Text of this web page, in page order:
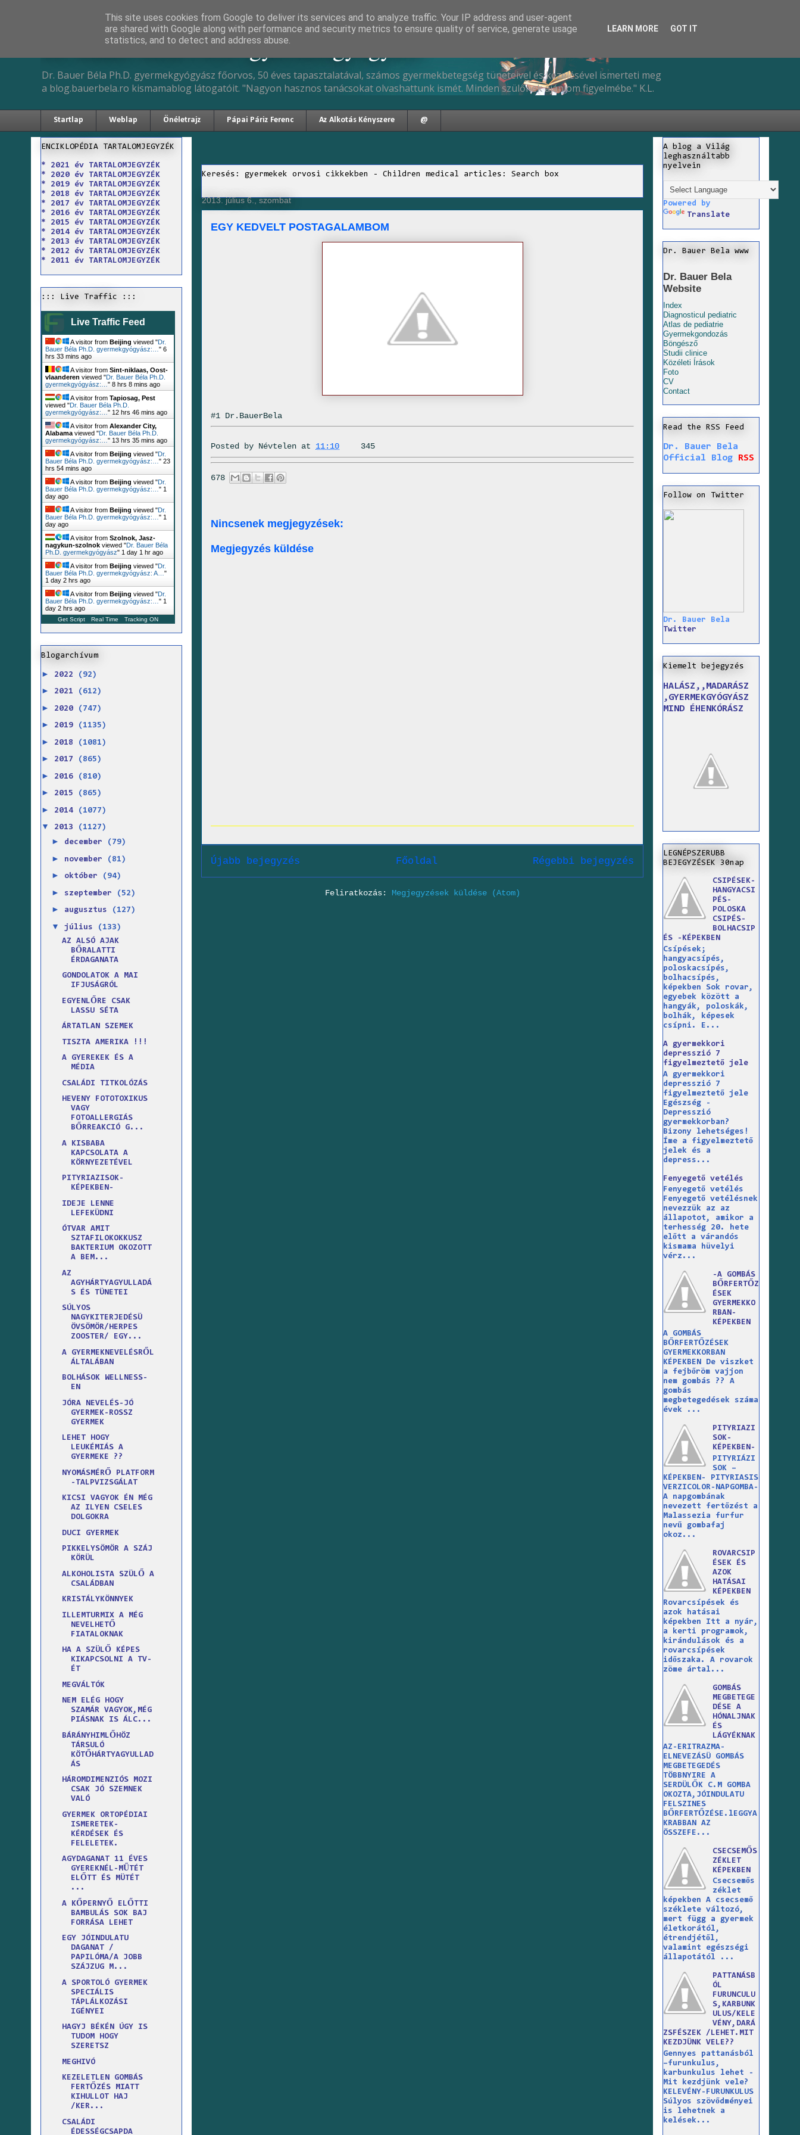
Dr. Bauer Béla Ph.D. gyermekgyógyász
Dr. Bauer Béla Ph.D. gyermekgyógyász főorvos, 50 éves tapasztalatával, számos gyermekbetegség tüneteivel és kezelésével ismerteti meg
a blog.bauerbela.ro kismamablog látogatóit. "Nagyon hasznos tanácsokat olvashattunk ismét. Minden szülőnek ajánlom figyelmébe." K.L.
Startlap Weblap Önéletrajz Pápai Páriz Ferenc Az Alkotás Kényszere @
Keresés: gyermekek orvosi cikkekben - Children medical articles: Search box
2013. július 6., szombat
EGY KEDVELT POSTAGALAMBOM
#1 Dr.BauerBela
Posted by Névtelen at 11:10 345
678
Nincsenek megjegyzések:
Megjegyzés küldése
Újabb bejegyzés Régebbi bejegyzés
Főoldal
Feliratkozás: Megjegyzések küldése (Atom)
ENCIKLOPÉDIA TARTALOMJEGYZÉK
* 2021 év TARTALOMJEGYZÉK
* 2020 év TARTALOMJEGYZÉK
* 2019 év TARTALOMJEGYZÉK
* 2018 év TARTALOMJEGYZÉK
* 2017 év TARTALOMJEGYZÉK
* 2016 év TARTALOMJEGYZÉK
* 2015 év TARTALOMJEGYZÉK
* 2014 év TARTALOMJEGYZÉK
* 2013 év TARTALOMJEGYZÉK
* 2012 év TARTALOMJEGYZÉK
* 2011 év TARTALOMJEGYZÉK
::: Live Traffic :::
Live Traffic Feed
A visitor from Beijing viewed "Dr.
Bauer Béla Ph.D. gyermekgyógyász:… " 6
hrs 33 mins ago
A visitor from Sint-niklaas, Oost-
vlaanderen viewed "Dr. Bauer Béla Ph.D.
gyermekgyógyász:… " 8 hrs 8 mins ago
A visitor from Tapiosag, Pest
viewed "Dr. Bauer Béla Ph.D.
gyermekgyógyász:… " 12 hrs 46 mins ago
A visitor from Alexander City,
Alabama viewed "Dr. Bauer Béla Ph.D.
gyermekgyógyász:… " 13 hrs 35 mins ago
A visitor from Beijing viewed "Dr.
Bauer Béla Ph.D. gyermekgyógyász:… " 23
hrs 54 mins ago
A visitor from Beijing viewed "Dr.
Bauer Béla Ph.D. gyermekgyógyász:… " 1
day ago
A visitor from Beijing viewed "Dr.
Bauer Béla Ph.D. gyermekgyógyász:… " 1
day ago
A visitor from Szolnok, Jasz-
nagykun-szolnok viewed "Dr. Bauer Béla
Ph.D. gyermekgyógyász" 1 day 1 hr ago
A visitor from Beijing viewed "Dr.
Bauer Béla Ph.D. gyermekgyógyász: A… "
1 day 2 hrs ago
A visitor from Beijing viewed "Dr.
Bauer Béla Ph.D. gyermekgyógyász:… " 1
day 2 hrs ago
Get Script Real Time Tracking ON
Blogarchívum
► 2022 (92)
► 2021 (612)
► 2020 (747)
► 2019 (1135)
► 2018 (1081)
► 2017 (865)
► 2016 (810)
► 2015 (865)
► 2014 (1077)
▼ 2013 (1127)
► december (79)
► november (81)
► október (94)
► szeptember (52)
► augusztus (127)
▼ július
(133)
AZ ALSÓ AJAK
BŐRALATTI
ÉRDAGANATA
GONDOLATOK A MAI
IFJUSÁGRÓL
EGYENLŐRE CSAK
LASSU SÉTA
ÁRTATLAN SZEMEK
TISZTA AMERIKA !!!
A GYEREKEK ÉS A
MÉDIA
CSALÁDI TITKOLÓZÁS
HEVENY FOTOTOXIKUS
VAGY
FOTOALLERGIÁS
BŐRREAKCIÓ G...
A KISBABA
KAPCSOLATA A
KÖRNYEZETÉVEL
PITYRIAZISOK-
KÉPEKBEN-
IDEJE LENNE
LEFEKÜDNI
ÓTVAR AMIT
SZTAFILOKOKKUSZ
BAKTERIUM OKOZOTT
A BEM...
AZ
AGYHÁRTYAGYULLADÁ
S ÉS TÜNETEI
SÚLYOS
NAGYKITERJEDÉSÜ
ÖVSÖMÖR/HERPES
ZOOSTER/ EGY...
A GYERMEKNEVELÉSRŐL
ÁLTALÁBAN
BOLHÁSOK WELLNESS-
EN
JÓRA NEVELÉS-JÓ
GYERMEK-ROSSZ
GYERMEK
LEHET HOGY
LEUKÉMIÁS A
GYERMEKE ??
NYOMÁSMÉRŐ PLATFORM
-TALPVIZSGÁLAT
KICSI VAGYOK ÉN MÉG
AZ ILYEN CSELES
DOLGOKRA
DUCI GYERMEK
PIKKELYSÖMÖR A SZÁJ
KÖRÜL
ALKOHOLISTA SZÜLŐ A
CSALÁDBAN
KRISTÁLYKÖNNYEK
ILLEMTURMIX A MÉG
NEVELHETŐ
FIATALOKNAK
HA A SZÜLŐ KÉPES
KIKAPCSOLNI A TV-
ÉT
MEGVÁLTÓK
NEM ELÉG HOGY
SZAMÁR VAGYOK,MÉG
PIÁSNAK IS ÁLC...
BÁRÁNYHIMLŐHÖZ
TÁRSULÓ
KÖTŐHÁRTYAGYULLAD
ÁS
HÁROMDIMENZIÓS MOZI
CSAK JÓ SZEMNEK
VALÓ
GYERMEK ORTOPÉDIAI
ISMERETEK-
KÉRDÉSEK ÉS
FELELETEK.
AGYDAGANAT 11 ÉVES
GYEREKNÉL-MŰTÉT
ELŐTT ÉS MÜTÉT
...
A KŐPERNYŐ ELŐTTI
BAMBULÁS SOK BAJ
FORRÁSA LEHET
EGY JÓINDULATU
DAGANAT /
PAPILÓMA/A JOBB
SZÁJZUG M...
A SPORTOLÓ GYERMEK
SPECIÁLIS
TÁPLÁLKOZÁSI
IGÉNYEI
HAGYJ BÉKÉN ÚGY IS
TUDOM HOGY
SZERETSZ
MEGHIVÓ
KEZELETLEN GOMBÁS
FERTŐZÉS MIATT
KIHULLOT HAJ
/KER...
CSALÁDI
ÉDESSÉGCSAPDA
A blog a Világ
leghasználtabb
nyelvein
Powered by
Translate
Dr. Bauer Bela www
Dr. Bauer Bela
Website
Index
Diagnosticul pediatric
Atlas de pediatrie
Gyermekgondozás
Böngésző
Studii clinice
Közéleti Írások
Foto
CV
Contact
Read the RSS Feed
Dr. Bauer Bela
Official Blog
RSS
Follow on Twitter
Dr. Bauer Bela
Twitter
Kiemelt bejegyzés
HALÁSZ,,MADARÁSZ
,GYERMEKGYÓGYÁSZ
MIND ÉHENKÓRÁSZ
LEGNÉPSZERUBB
BEJEGYZÉSEK 30nap
CSIPÉSEK-
HANGYACSI
PÉS-
POLOSKA
CSIPÉS-
BOLHACSIP
ÉS -KÉPEKBEN
Csípések;
hangyacsípés,
poloskacsípés,
bolhacsípés,
képekben Sok rovar,
egyebek között a
hangyák, poloskák,
bolhák, képesek
csípni. E...
A gyermekkori
depresszió 7
figyelmeztető jele
A gyermekkori
depresszió 7
figyelmeztető jele
Egészség -
Depresszió
gyermekkorban?
Bizony lehetséges!
Íme a figyelmeztető
jelek és a
depress...
Fenyegető vetélés
Fenyegető vetélés
Fenyegető vetélésnek
nevezzük az az
állapotot, amikor a
terhesség 20. hete
előtt a várandós
kismama hüvelyi
vérz...
-A GOMBÁS
BŐRFERTŐZ
ÉSEK
GYERMEKKO
RBAN-
KÉPEKBEN
A GOMBÁS
BŐRFERTŐZÉSEK
GYERMEKKORBAN
KÉPEKBEN De viszket
a fejbőröm vajjon
nem gombás ?? A
gombás
megbetegedések száma
évek ...
PITYRIAZI
SOK-
KÉPEKBEN-
PITYRIÁZI
SOK –
KÉPEKBEN- PITYRIASIS
VERZICOLOR-NAPGOMBA-
A napgombának
nevezett fertőzést a
Malassezia furfur
nevű gombafaj
okoz...
ROVARCSIP
ÉSEK ÉS
AZOK
HATÁSAI
KÉPEKBEN
Rovarcsípések és
azok hatásai
képekben Itt a nyár,
a kerti programok,
kirándulások és a
rovarcsípések
időszaka. A rovarok
zöme ártal...
GOMBÁS
MEGBETEGE
DÉSE A
HÓNALJNAK
ÉS
LÁGYÉKNAK
AZ-ERITRAZMA-
ELNEVEZÁSÜ GOMBÁS
MEGBETEGEDÉS
TÖBBNYIRE A
SERDÜLŐK C.M GOMBA
OKOZTA,JÓINDULATU
FELSZINES
BŐRFERTŐZÉSE.lEGGYA
KRABBAN AZ
ÖSSZEFE...
CSECSEMŐS
ZÉKLET
KÉPEKBEN
Csecsemős
zéklet
képekben A csecsemő
széklete változó,
mert függ a gyermek
életkorától,
étrendjétől,
valamint egészségi
állapotától ...
PATTANÁSB
ÓL
FURUNCULU
S,KARBUNK
ULUS/KELE
VÉNY,DARÁ
ZSFÉSZEK /LEHET.MIT
KEZDJÜNK VELE??
Gennyes pattanásból
–furunkulus,
karbunkulus lehet -
Mit kezdjünk vele?
KELEVÉNY-FURUNKULUS
Súlyos szövődményei
is lehetnek a
kelések...
This site uses cookies from Google to deliver its services and to analyze traffic. Your IP address and user-agent
are shared with Google along with performance and security metrics to ensure quality of service, generate usage
statistics, and to detect and address abuse.
LEARN MORE GOT IT